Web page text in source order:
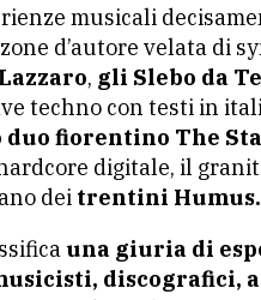
musicali
d’autore velata di
, gli Slebo da
techno con testi in
fiorentino The
digitale, il
dei trentini Humus.
una giuria di
discografici,